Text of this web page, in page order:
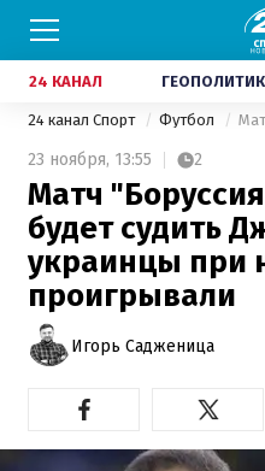
24 КАНАЛ
24 канал Спорт Футбол
23 ноября, 13:55 2
Матч
будет судить
украинцы при
проигрывали
Игорь Садженица